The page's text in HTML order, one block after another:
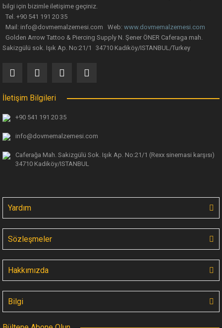
bilgi için bizimle iletişime geçiniz.
Tel. +90 541 191 20 35
Mail: info@dovmemalzemesi.com Web: www.dovmemalzemesi.com
Golden Arrow Tattoo & Piercing Supply N. Şener ÖNER Caferaga mah.
Sakizgülü sok. Işık Ap. No:21/1 34710 Kadiköy/ISTANBUL/Turkey
İletişim Bilgileri
+90 541 191 20 35
info@dovmemalzemesi.com
Caferağa Mah. Sakizgülü Sok. Işık Ap. No:21/1 (Rexx sinemasi karşısı)
34710 Kadiköy/ISTANBUL
Yardım
Sözleşmeler
Hakkımızda
Bilgi